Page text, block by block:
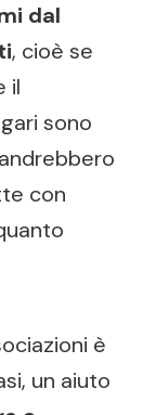
dal
, cioè se
il
sono
con
è
un aiuto